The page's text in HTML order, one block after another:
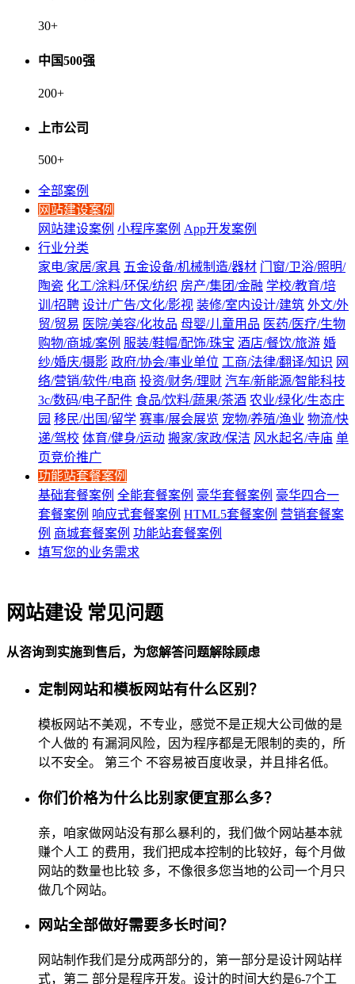
30+
中国500强
200+
上市公司
500+
全部案例
网站建设案例
网站建设案例 小程序案例 App开发案例
行业分类
家电/家居/家具 五金设备/机械制造/器材 门窗/卫浴/照明/
陶瓷 化工/涂料/环保/纺织 房产/集团/金融 学校/教育/培
训/招聘 设计/广告/文化/影视 装修/室内设计/建筑 外文/外
贸/贸易 医院/美容/化妆品 母婴/儿童用品 医药/医疗/生物
购物/商城/案例 服装/鞋帽/配饰/珠宝 酒店/餐饮/旅游 婚
纱/婚庆/摄影 政府/协会/事业单位 工商/法律/翻译/知识 网
络/营销/软件/电商 投资/财务/理财 汽车/新能源/智能科技
3c/数码/电子配件 食品/饮料/蔬果/茶酒 农业/绿化/生态庄
园 移民/出国/留学 赛事/展会展览 宠物/养殖/渔业 物流/快
递/驾校 体育/健身/运动 搬家/家政/保洁 风水起名/寺庙 单
页竞价推广
功能站套餐案例
基础套餐案例 全能套餐案例 豪华套餐案例 豪华四合一
套餐案例 响应式套餐案例 HTML5套餐案例 营销套餐案
例 商城套餐案例 功能站套餐案例
填写您的业务需求
网站建设 常见问题
从咨询到实施到售后，为您解答问题解除顾虑
定制网站和模板网站有什么区别？
模板网站不美观，不专业，感觉不是正规大公司做的是
个人做的 有漏洞风险，因为程序都是无限制的卖的，所
以不安全。 第三个 不容易被百度收录，并且排名低。
你们价格为什么比别家便宜那么多？
亲，咱家做网站没有那么暴利的，我们做个网站基本就
赚个人工 的费用，我们把成本控制的比较好，每个月做
网站的数量也比较 多，不像很多您当地的公司一个月只
做几个网站。
网站全部做好需要多长时间？
网站制作我们是分成两部分的，第一部分是设计网站样
式，第二 部分是程序开发。设计的时间大约是6-7个工